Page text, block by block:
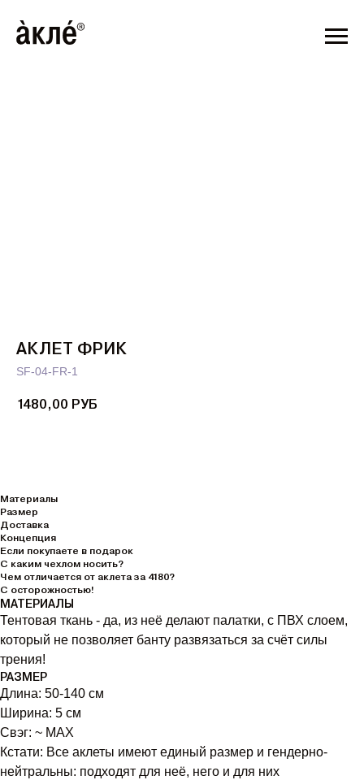
АКЛЕТ ФРИК
SF-04-FR-1
1480,00 РУБ
Материалы
Размер
Доставка
Концепция
Если покупаете в подарок
С каким чехлом носить?
Чем отличается от аклета за 4180?
С осторожностью!
МАТЕРИАЛЫ
Тентовая ткань - да, из неё делают палатки, с ПВХ слоем,
который не позволяет банту развязаться за счёт силы
трения!
РАЗМЕР
Длина: 50-140 см
Ширина: 5 см
Свэг: ~ MAX
Кстати: Все аклеты имеют единый размер и гендерно-
нейтральны: подходят для неё, него и для них